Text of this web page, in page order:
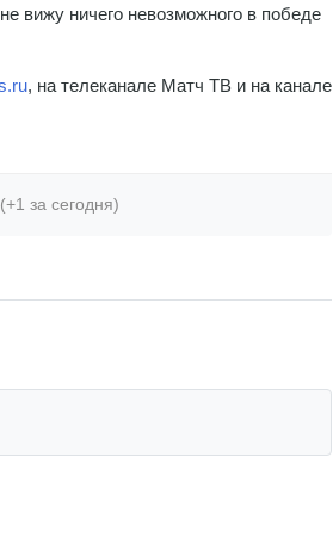
вижу ничего невозможного в победе
, на телеканале Матч ТВ и на канале
за сегодня)